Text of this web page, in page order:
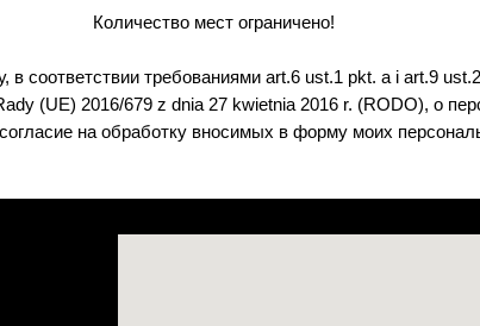
Количество мест ограничено!
соответствии требованиями art.6 ust.1 pkt. a i art.9
(UE) 2016/679 z dnia 27 kwietnia 2016 r. (RODO), о
на обработку вносимых в форму моих